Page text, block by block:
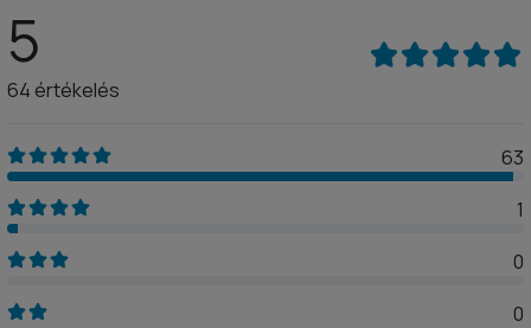
5
64 értékelés
63
1
0
0